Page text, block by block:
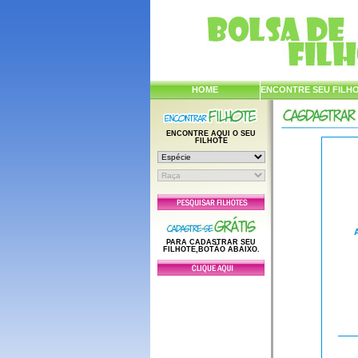
HOME ENCONTRE SEU
ENCONTRE AQUI O SEU
FILHOTE
PARA CADASTRAR SEU
FILHOTE,BOTÃO ABAIXO.